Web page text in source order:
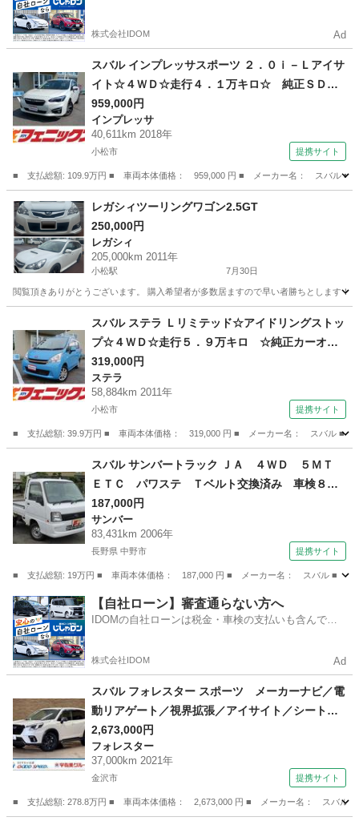
株式会社IDOM Ad
スバル インプレッサスポーツ ２．０ｉ－Ｌアイサ
イト☆４ＷＤ☆走行４．１万キロ☆ 純正ＳＤナ
ビ☆ＴＶ☆Ｂｌｕｅｔｏｏｔｈ☆バック・サイド
カメラ☆ナノイー☆デュアルオートエアコン☆Ｅ
ＴＣ☆ドラレコ☆ＬＥＤヘッドライト☆パドルシ
フト☆ブラインドスポットモニター☆ＡＣＣ☆禁
煙車☆試乗ＯＫ （なし）
959,000円
インプレッサ
40,611km 2018年
小松市 提携サイト
■ 支払総額: 109.9万円 ■ 車両本体価格： 959,000 円 ■ メーカー名： スバル ■
石川 小松市 インプレッサ
レガシィツーリングワゴン2.5GT
250,000円
レガシィ
205,000km 2011年
小松駅 7月30日
閲覧頂きありがとうございます。 購入希望者が多数居ますので早い者勝ちとします
小松駅 レガシィ
スバル ステラ Ｌリミテッド☆アイドリングストッ
プ☆４ＷＤ☆走行５．９万キロ ☆純正カーオー
ディオ☆ＣＤ☆ナノイー☆オートエアコン☆エコ
アイドル☆ドライブレコーダー☆ベンチシート☆
電格ドアミラー☆ドアバイザー☆スマートキー☆
プッシュスタート☆試乗ＯＫ （検10.7）
319,000円
ステラ
58,884km 2011年
小松市 提携サイト
■ 支払総額: 39.9万円 ■ 車両本体価格： 319,000 円 ■ メーカー名： スバル ■
ステラ
スバル サンバートラック ＪＡ ４ＷＤ ５ＭＴ
ＥＴＣ パワステ Ｔベルト交換済み 車検８年
１１月 エアコンなし （検8.11）
187,000円
サンバー
83,431km 2006年
長野県 中野市 提携サイト
■ 支払総額: 19万円 ■ 車両本体価格： 187,000 円 ■ メーカー名： スバル ■
長野 中野市 サンバー
【自社ローン】審査通らない方へ
IDOMの自社ローンは税金・車検の支払いも含んでい
株式会社IDOM Ad
スバル フォレスター スポーツ メーカーナビ／電
動リアゲート／視界拡張／アイサイト／シートヒ
ーター／ブラインドスポットモニター／バックカ
メラ／デジタルインナーミラー／バックモニター
／シートヒーター／ＥＴＣ／レーダークルーズ
2,673,000円
フォレスター
37,000km 2021年
金沢市 提携サイト
■ 支払総額: 278.8万円 ■ 車両本体価格： 2,673,000 円 ■ メーカー名： スバル ■